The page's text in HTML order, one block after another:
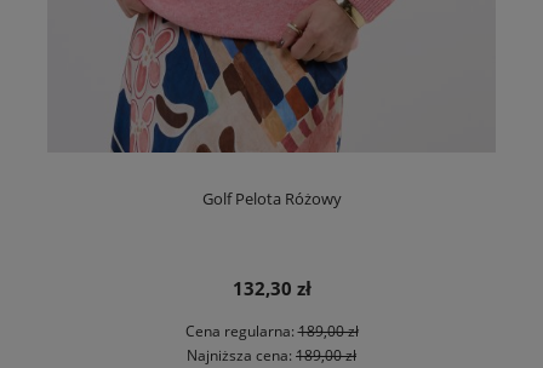
Golf Pelota Różowy
132,30 zł
Cena regularna:189,00 zł
Najniższa cena: 189,00 zł